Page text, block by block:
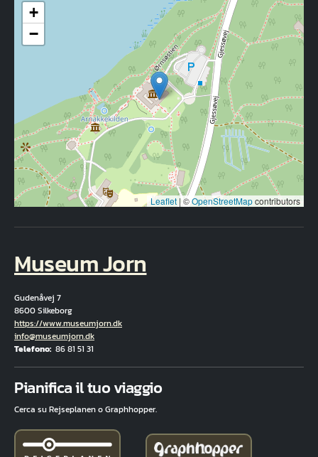
+
−
Leaflet | ©OpenStreetMapcontributors
Museum Jorn
Gudenåvej 7
8600 Silkeborg
Hjemmeside
https://www.museumjorn.dk
E-mail
info@museumjorn.dk
Telefono 86 81 51 31
Pianifica il tuo viaggio
Cerca su Rejseplanen o Graphhopper.